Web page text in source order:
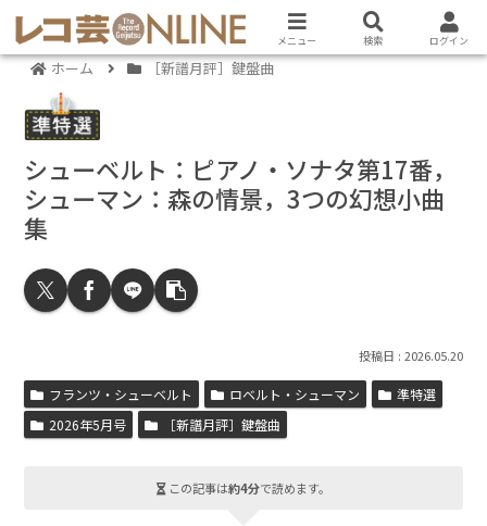
ホーム ［新譜月評］鍵盤曲
シューベルト：ピアノ・ソナタ第17番，
シューマン：森の情景，3つの幻想小曲
集
2026.05.20
フランツ・シューベルト ロベルト・シューマン
準特選
2026年5月号
［新譜月評］鍵盤曲
この記事は約4分で読めます。
メニュー 検索 ログイン